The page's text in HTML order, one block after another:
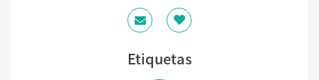
Etiquetas